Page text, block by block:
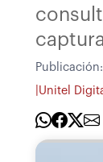
Publicación:
Unitel